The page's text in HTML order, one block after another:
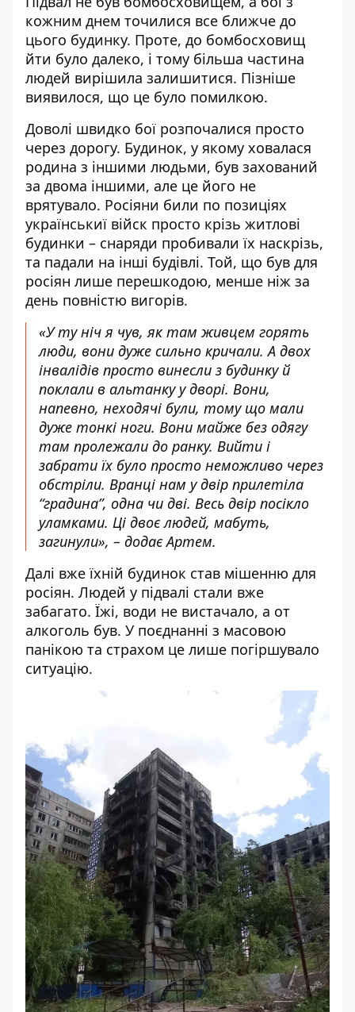
кожним днем точилися все ближче до
цього будинку. Проте, до бомбосховищ
йти було далеко, і тому більша частина
людей вирішила залишитися. Пізніше
виявилося, що це було помилкою.
Доволі швидко бої розпочалися просто
через дорогу. Будинок, у якому ховалася
родина з іншими людьми, був захований
за двома іншими, але це його не
врятувало. Росіяни били по позиціях
українськиї війск просто крізь житлові
будинки – снаряди пробивали їх наскрізь,
та падали на інші будівлі. Той, що був для
росіян лише перешкодою, менше ніж за
день повністю вигорів.
«У ту ніч я чув, як там живцем горять
люди, вони дуже сильно кричали. А двох
інвалідів просто винесли з будинку й
поклали в альтанку у дворі. Вони,
напевно, неходячі були, тому що мали
дуже тонкі ноги. Вони майже без одягу
там пролежали до ранку. Вийти і
забрати їх було просто неможливо через
обстріли. Вранці нам у двір прилетіла
“градина”, одна чи дві. Весь двір посікло
уламками. Ці двоє людей, мабуть,
загинули», – додає Артем.
Далі вже їхній будинок став мішенню для
росіян. Людей у підвалі стали вже
забагато. Їжі, води не вистачало, а от
алкоголь був. У поєднанні з масовою
панікою та страхом це лише погіршувало
ситуацію.